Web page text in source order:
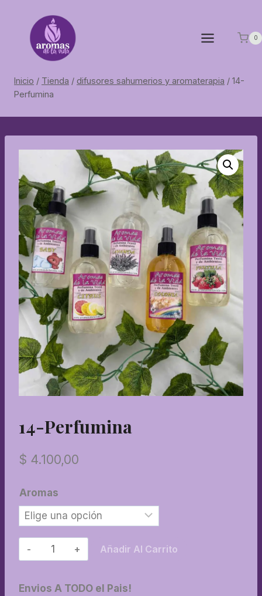
contenido
0
Inicio / Tienda / difusores sahumerios y aromaterapia / 14-
Perfumina
14-Perfumina
$ 4.100,00
Aromas
14-
Perfumina
Añadir Al Carrito
Envios A TODO el Pais!